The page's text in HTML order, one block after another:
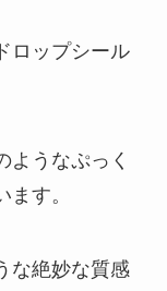
ロップシール
ようなぷっく
す。
な絶妙な質感